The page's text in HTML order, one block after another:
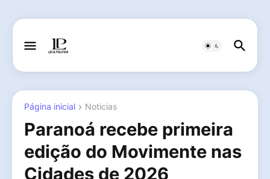
Página inicial Noticias
Paranoá recebe primeira
edição do Movimente nas
Cidades de 2026